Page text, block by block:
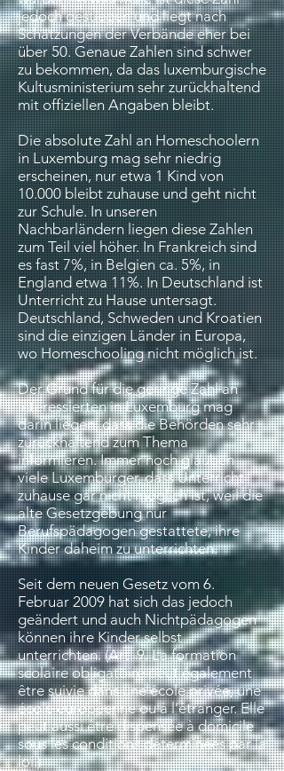
jedoch gestiegen und liegt nach
Schätzungen der Verbände eher bei
über 50. Genaue Zahlen sind schwer
zu bekommen, da das luxemburgische
Kultusministerium sehr zurückhaltend
mit offiziellen Angaben bleibt.
Die absolute Zahl an Homeschoolern
in Luxemburg mag sehr niedrig
erscheinen, nur etwa 1 Kind von
10.000 bleibt zuhause und geht nicht
zur Schule. In unseren
Nachbarländern liegen diese Zahlen
zum Teil viel höher. In Frankreich sind
es fast 7%, in Belgien ca. 5%, in
England etwa 11%. In Deutschland ist
Unterricht zu Hause untersagt.
Deutschland, Schweden und Kroatien
sind die einzigen Länder in Europa,
wo Homeschooling nicht möglich ist.
Der Grund für die geringe Zahl an
Interessierten in Luxemburg mag
darin liegen, dass die Behörden sehr
zurückhaltend zum Thema
informieren. Immer noch glauben
viele Luxemburger, dass Unterricht
zuhause gar nicht möglich ist, weil die
alte Gesetzgebung nur
Berufspädagogen gestattete, ihre
Kinder daheim zu unterrichten.
Seit dem neuen Gesetz vom 6.
Februar 2009 hat sich das jedoch
geändert und auch Nichtpädagogen
können ihre Kinder selbst
unterrichten. (Art. 9. La formation
scolaire obligatoire peut également
être suivie dans une école privée, une
école européenne ou à l’étranger. Elle
peut aussi être dispensée à domicile
sous les conditions déterminées par la
loi.)